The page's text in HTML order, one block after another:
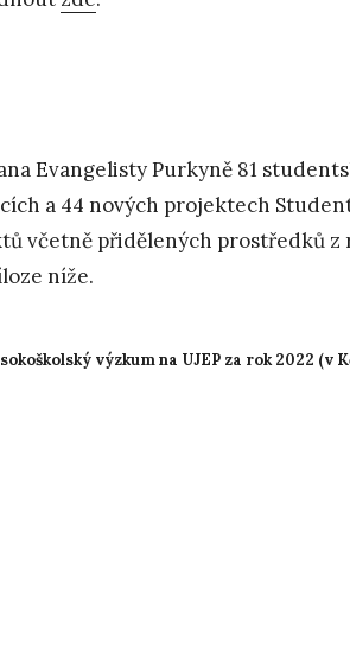
Evangelisty Purkyně 81
a 44 nových projektech
včetně přidělených prostředků
níže.
výzkum na UJEP za rok 2022 (v